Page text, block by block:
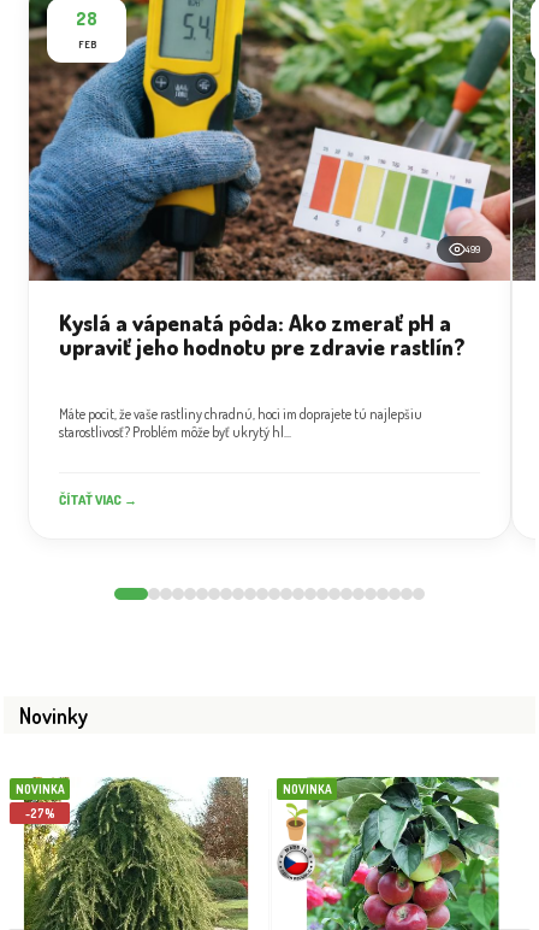
28
FEB
499
Kyslá a vápenatá pôda: Ako zmerať pH a
upraviť jeho hodnotu pre zdravie rastlín?
Máte pocit, že vaše rastliny chradnú, hoci im doprajete tú najlepšiu
starostlivosť? Problém môže byť ukrytý hl...
ČÍTAŤ VIAC →
Novinky
NOVINKA
-27%
NOVINKA